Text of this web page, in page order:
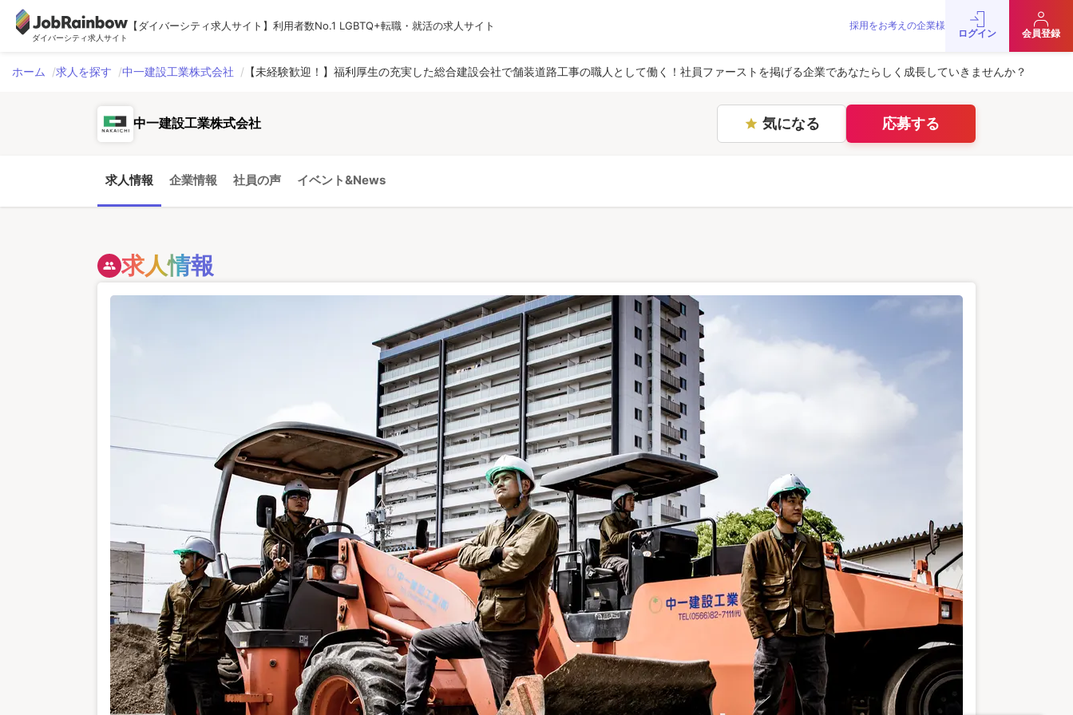
ダイバーシティ求人サイト
【ダイバーシティ求人サイト】利用者数No.1 LGBTQ+転職・就活の求人サイト 採用をお考えの企業様
ログイン 会員登録
ホーム 求人を探す 中一建設工業株式会社 【未経験歓迎！】福利厚生の充実した総合建設会社で舗装道路工事の職人として働く！社員ファーストを掲げる企業であなたらしく成長していきませんか？
中一建設工業株式会社 star 気になる 応募する
求人情報 企業情報 社員の声 イベント&News
people 求人情報
お問い合わせJobRainbow MAGAZINE